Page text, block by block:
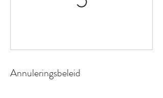
Annuleringsbeleid